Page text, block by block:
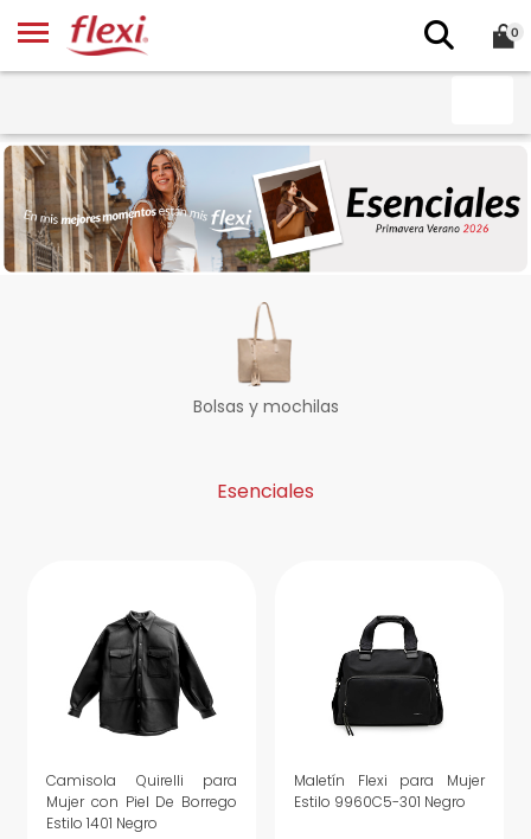
0
Bolsas y mochilas
Esenciales
Camisola Quirelli para
Mujer con Piel De Borrego
Estilo 1401 Negro
Maletín Flexi para Mujer
Estilo 9960C5-301 Negro